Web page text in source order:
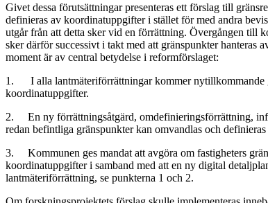
Givet dessa förutsättningar presenteras ett förslag till
definieras av koordinatuppgifter i stället för med andra
utgår från att detta sker vid en förrättning. Övergången till
sker därför successivt i takt med att gränspunkter hanteras
moment är av central betydelse i reformförslaget:
1. I alla lantmäteriförrättningar kommer nytillkommande
koordinatuppgifter.
2. En ny förrättningsåtgärd, omdefinieringsförrättning,
redan befintliga gränspunkter kan omvandlas och
3. Kommunen ges mandat att avgöra om fastigheters
koordinatuppgifter i samband med att en ny digital
lantmäteriförrättning, se punkterna 1 och 2.